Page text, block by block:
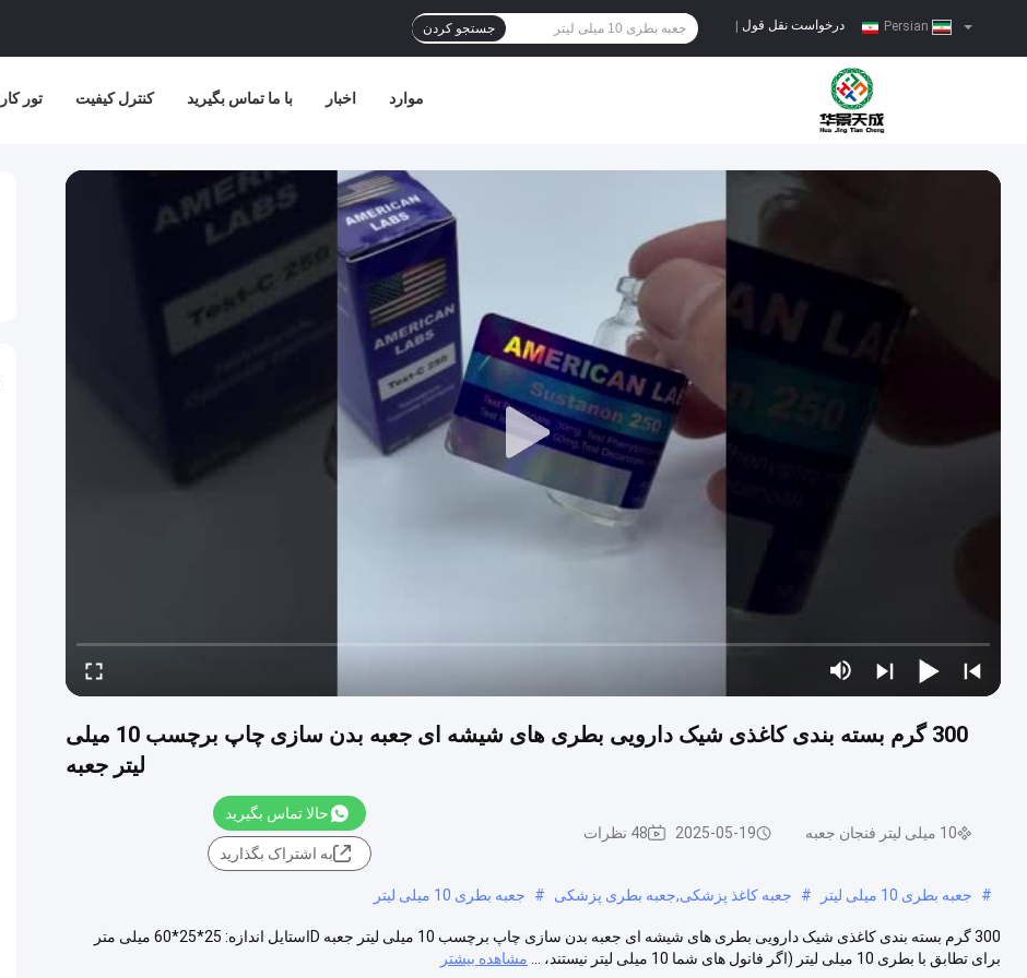
درخواست نقل قول جستجو کردن
تور کنترل کیفیت با ما تماس بگیرید اخبار موارد
300 گرم بسته بندی کاغذی شیک دارویی بطری های شیشه ای جعبه بدن سازی چاپ برچسب 10 میلی
لیتر جعبه
10 میلی لیتر فنجان جعبه 2025-05-19 48 نظرات
حالا تماس بگیرید
به اشتراک بگذارید
# جعبه بطری 10 میلی لیتر # جعبه کاغذ پزشکی,جعبه بطری پزشکی # جعبه بطری 10 میلی لیتر
300 گرم بسته بندی کاغذی شیک دارویی بطری های شیشه ای جعبه بدن سازی چاپ برچسب 10 میلی لیتر جعبه Dاستایل اندازه: 25*25*60 میلی متر
برای تطابق با بطری 10 میلی لیتر (اگر فانول های شما 10 میلی لیتر نیستند، ...
مشاهده بیشتر